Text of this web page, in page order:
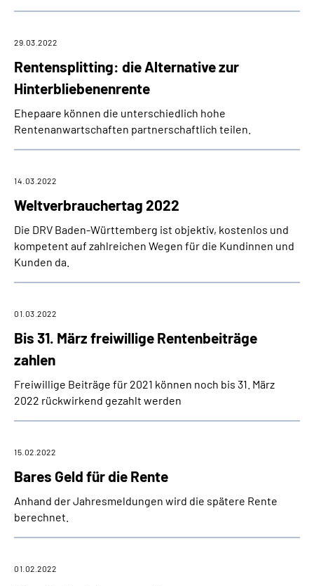
Rentensplitting: die Alternative zur
Hinterbliebenenrente
29.03.2022
Ehepaare können die unterschiedlich hohe
Rentenanwartschaften partnerschaftlich teilen.
Weltverbrauchertag 2022
14.03.2022
Die DRV Baden-Württemberg ist objektiv, kostenlos und
kompetent auf zahlreichen Wegen für die Kundinnen und
Kunden da.
Bis 31. März freiwillige Rentenbeiträge
zahlen
01.03.2022
Freiwillige Beiträge für 2021 können noch bis 31. März
2022 rückwirkend gezahlt werden
Bares Geld für die Rente
15.02.2022
Anhand der Jahresmeldungen wird die spätere Rente
berechnet.
01.02.2022